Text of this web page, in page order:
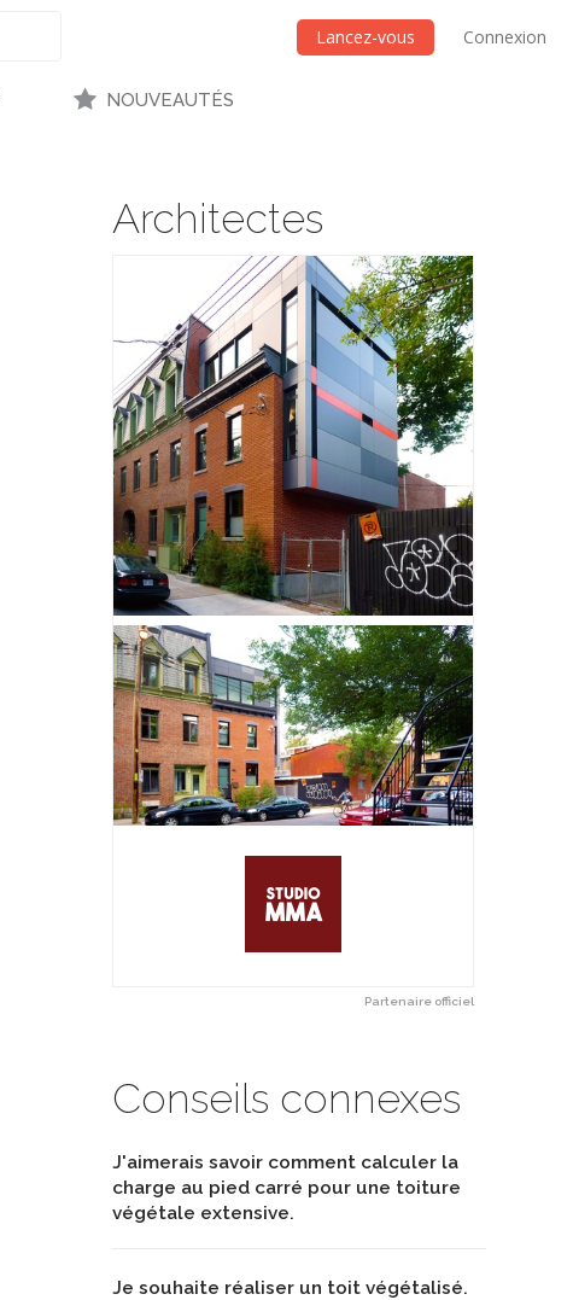
Lancez-vous Connexion
NOUVEAUTÉS
Architectes
Partenaire officiel
Conseils connexes
J'aimerais savoir comment calculer la
charge au pied carré pour une toiture
végétale extensive.
Je souhaite réaliser un toit végétalisé.